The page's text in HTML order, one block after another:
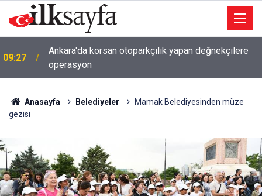
09:27
Ankara'da korsan otoparkçılık yapan değnekçilere
operasyon
Anasayfa Belediyeler
Mamak Belediyesinden müze
gezisi